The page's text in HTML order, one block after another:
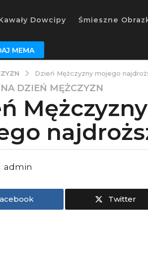
Dowcipy Śmieszne
MEMA
Dzień Mężczyzny mojego
DZIEŃ MĘŻCZYZN
Mężczyzny
admin
Twitter